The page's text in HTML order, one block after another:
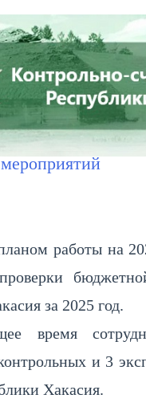
ЦЕНТР СОВЕТ
работы на
за 2025 год.
время
и 3
Хакасия.